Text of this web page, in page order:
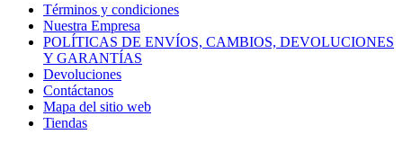
Términos y condiciones
Nuestra Empresa
POLÍTICAS DE ENVÍOS, CAMBIOS, DEVOLUCIONES
Y GARANTÍAS
Devoluciones
Contáctanos
Mapa del sitio web
Tiendas